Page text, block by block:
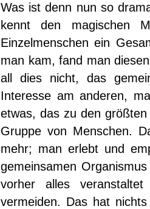
Was ist denn nun so
kennt den magischen
Einzelmenschen ein
man kam, fand man
all dies nicht, das
Interesse am anderen,
etwas, das zu den
Gruppe von Menschen.
mehr; man erlebt und
gemeinsamen
vorher alles
vermeiden. Das hat